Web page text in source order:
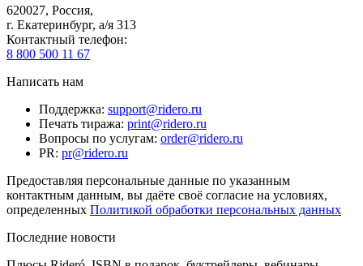
620027, Россия,
г. Екатеринбург, а/я 313
Контактный телефон:
8 800 500 11 67
Написать нам
Поддержка: support@ridero.ru
Печать тиража: print@ridero.ru
Вопросы по услугам: order@ridero.ru
PR: pr@ridero.ru
Предоставляя персональные данные по указанным
контактным данным, вы даёте своё согласие на условиях,
определенных Политикой обработки персональных данных
Последние новости